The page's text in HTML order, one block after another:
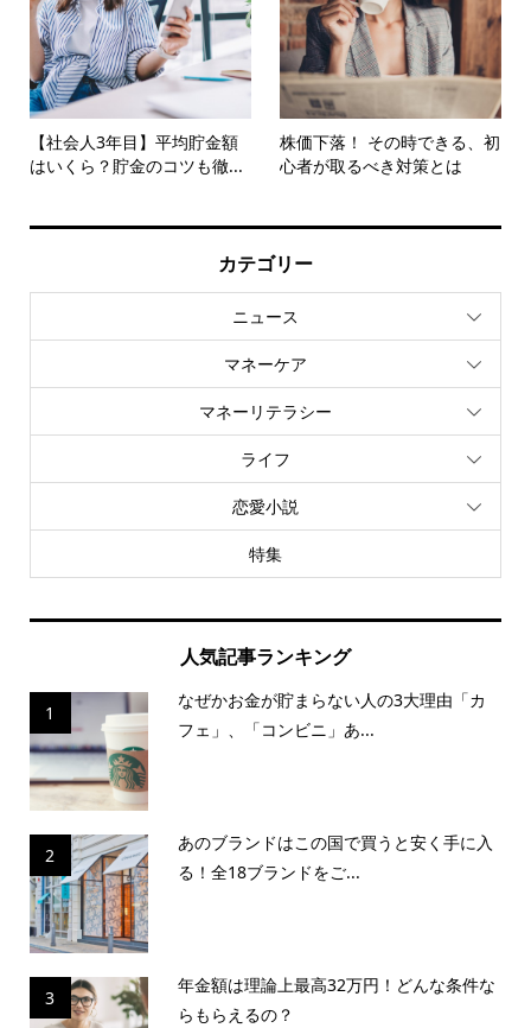
【社会人3年目】平均貯金額
はいくら？貯金のコツも徹...
株価下落！ その時できる、初
心者が取るべき対策とは
カテゴリー
ニュース
マネーケア
マネーリテラシー
ライフ
恋愛小説
特集
人気記事ランキング
1
なぜかお金が貯まらない人の3大理由「カ
フェ」、「コンビニ」あ...
2
あのブランドはこの国で買うと安く手に入
る！全18ブランドをご...
3
年金額は理論上最高32万円！どんな条件な
らもらえるの？